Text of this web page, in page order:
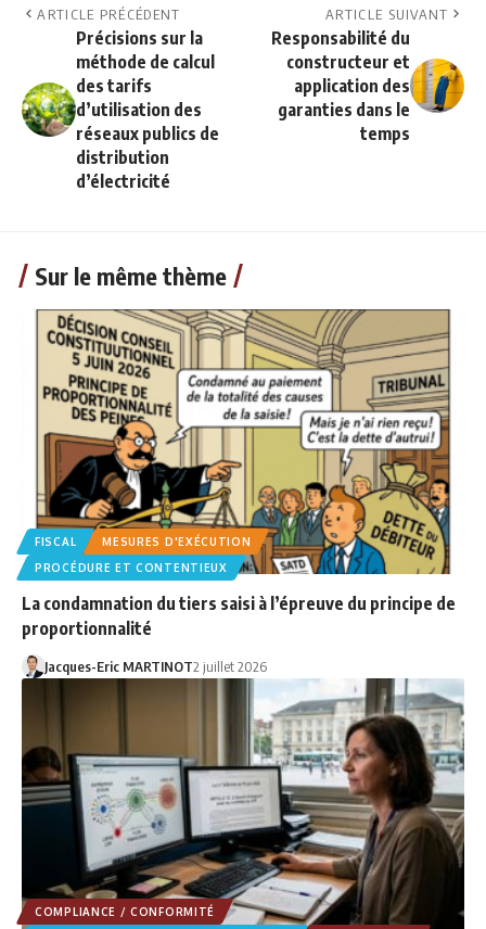
ARTICLE PRÉCÉDENT
Précisions sur la
méthode de calcul
des tarifs
d’utilisation des
réseaux publics de
distribution
d’électricité
ARTICLE SUIVANT
Responsabilité du
constructeur et
application des
garanties dans le
temps
Sur le même thème
FISCAL
MESURES D'EXÉCUTION
PROCÉDURE ET CONTENTIEUX
La condamnation du tiers saisi à l’épreuve du principe de
proportionnalité
Jacques-Eric MARTINOT2 juillet 2026
COMPLIANCE / CONFORMITÉ